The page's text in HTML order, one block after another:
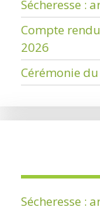
Sécheresse :
Compte
2026
Cérémonie
Sécheresse :